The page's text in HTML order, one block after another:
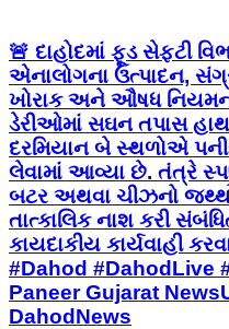
🚨 દાહોદમાં ફૂડ સેફ્ટી
એનાલોગના ઉત્પાદન,
ખોરાક અને ઔષધ નિયમન
ડેરીઓમાં સઘન તપાસ
દરમિયાન બે સ્થળોએ
લેવામાં આવ્યા છે. તંત્રે
બટર અથવા ચીઝનો
તાત્કાલિક નાશ કરી
કાયદાકીય કાર્યવાહી
#Dahod #DahodLive
Paneer Gujarat
DahodNews